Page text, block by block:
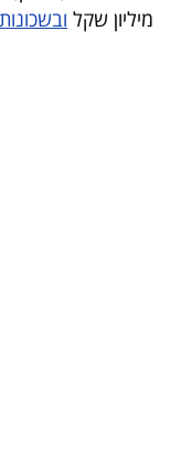
רייטינג
מיליון שקל